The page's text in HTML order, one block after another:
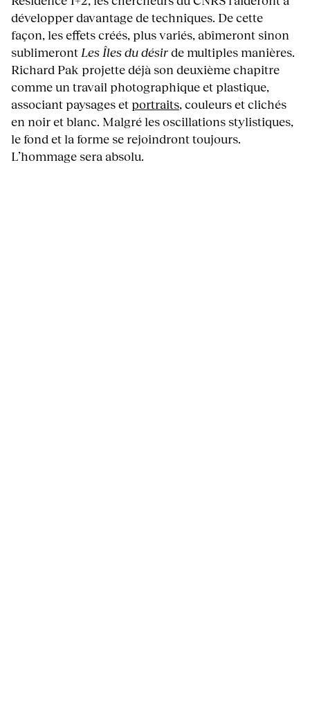
développer davantage de techniques. De cette
façon, les effets créés, plus variés, abîmeront sinon
sublimeront Les Îles du désirde multiples manières.
Richard Pak projette déjà son deuxième chapitre
comme un travail photographique et plastique,
associant paysages etportraits, couleurs et clichés
en noir et blanc. Malgré les oscillations stylistiques,
le fond et la forme se rejoindront toujours.
L’hommage sera absolu.